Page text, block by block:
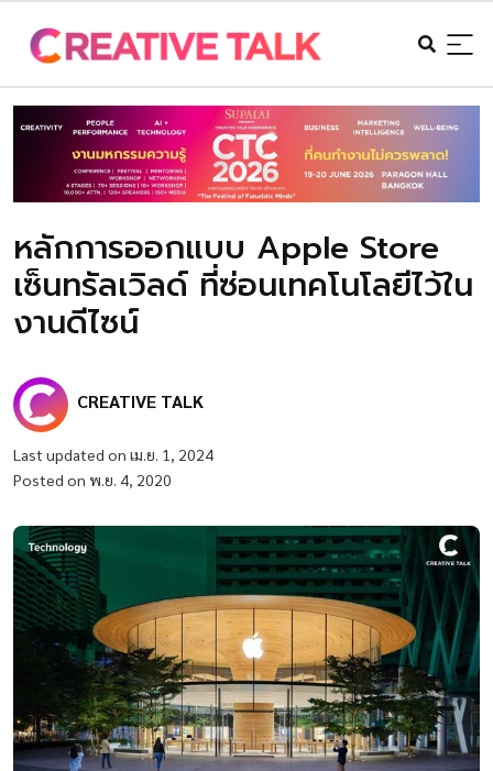
หลักการออกแบบ Apple Store
เซ็นทรัลเวิลด์ ที่ซ่อนเทคโนโลยีไว้ใน
งานดีไซน์
CREATIVE TALK
Last updated on เม.ย. 1, 2024
Posted on พ.ย. 4, 2020